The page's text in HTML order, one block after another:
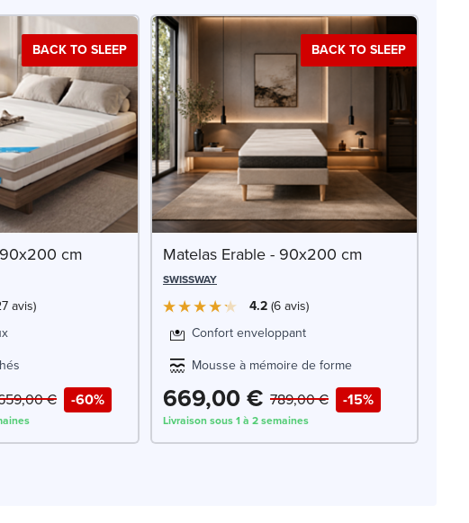
BACK TO SLEEP
cm
avis
-60%
€
BACK TO SLEEP
Matelas Erable - 90x200 cm
SWISSWAY
4.2 6avis
Confort enveloppant
Mousse à mémoire de forme
669,00 € -15%
789,00 €
Livraison sous 1 à 2 semaines